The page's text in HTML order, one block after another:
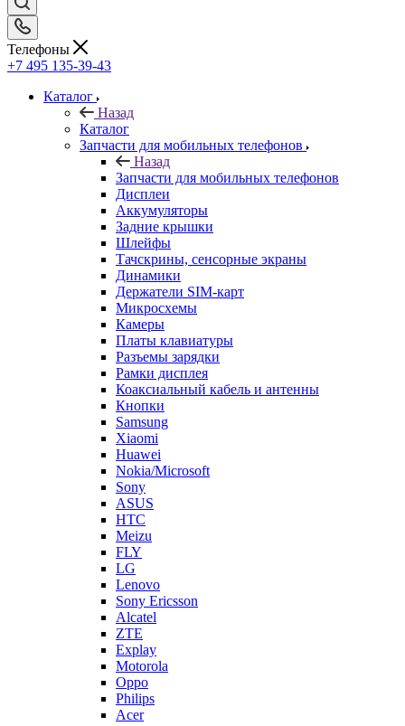
Телефоны
+7 495 135-39-43
Каталог
Назад
Каталог
Запчасти для мобильных телефонов
Назад
Запчасти для мобильных телефонов
Дисплеи
Аккумуляторы
Задние крышки
Шлейфы
Тачскрины, сенсорные экраны
Динамики
Держатели SIM-карт
Микросхемы
Камеры
Платы клавиатуры
Разъемы зарядки
Рамки дисплея
Коаксиальный кабель и антенны
Кнопки
Samsung
Xiaomi
Huawei
Nokia/Microsoft
Sony
ASUS
HTC
Meizu
FLY
LG
Lenovo
Sony Ericsson
Alcatel
ZTE
Explay
Motorola
Oppo
Philips
Acer